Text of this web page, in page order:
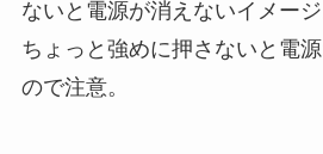
ないと電源が消えないイメージ
ちょっと強めに押さないと電
ので注意。